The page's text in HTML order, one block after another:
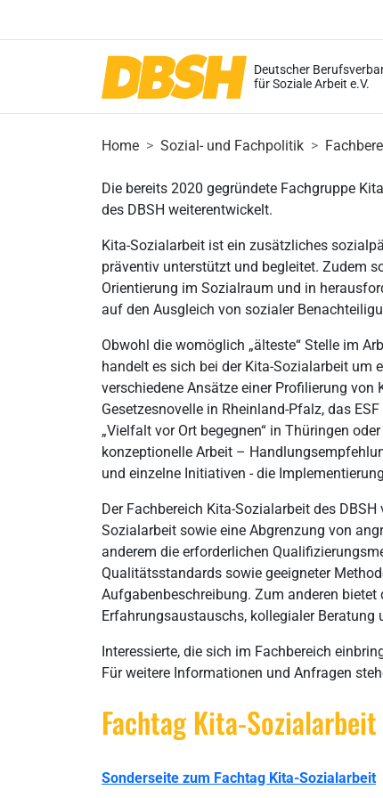
Deutscher
für Soziale Arbeit e.V.
Home Sozial- und Fachpolitik
Die bereits 2020 gegründete Fachgruppe
des DBSH weiterentwickelt.
Kita-Sozialarbeit ist ein zusätzliches
präventiv unterstützt und begleitet. Zudem
Orientierung im Sozialraum und in
auf den Ausgleich von sozialer
Obwohl die womöglich „älteste“ Stelle im
handelt es sich bei der Kita-Sozialarbeit um
verschiedene Ansätze einer Profilierung
Gesetzesnovelle in Rheinland-Pfalz, das
„Vielfalt vor Ort begegnen“ in Thüringen
konzeptionelle Arbeit –
und einzelne Initiativen - die
Der Fachbereich Kita-Sozialarbeit des
Sozialarbeit sowie eine Abgrenzung von
anderem die erforderlichen
Qualitätsstandards sowie geeigneter
Aufgabenbeschreibung. Zum anderen
Erfahrungsaustauschs, kollegialer Beratung
Interessierte, die sich im Fachbereich
Für weitere Informationen und Anfragen
Fachtag Kita-
Sonderseite zum Fachtag Kita-Sozialarbeit